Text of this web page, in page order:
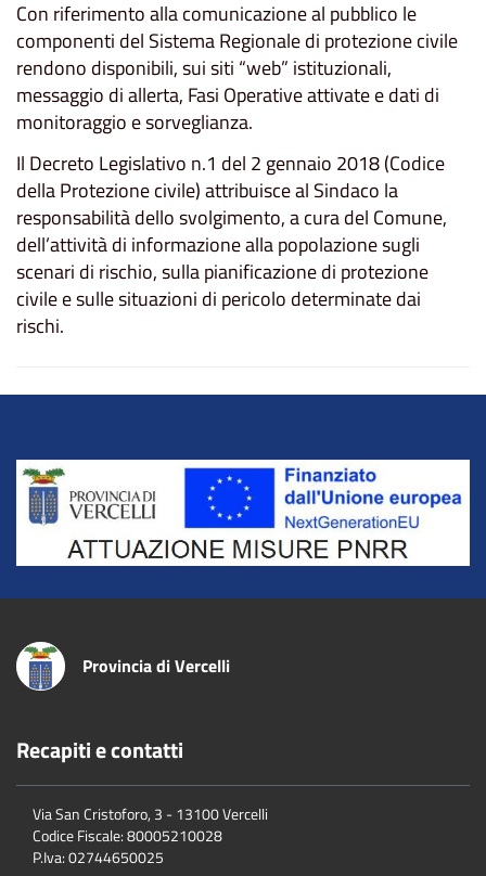
Con riferimento alla comunicazione al pubblico le
componenti del Sistema Regionale di protezione civile
rendono disponibili, sui siti “web” istituzionali,
messaggio di allerta, Fasi Operative attivate e dati di
monitoraggio e sorveglianza.
Il Decreto Legislativo n.1 del 2 gennaio 2018 (Codice
della Protezione civile) attribuisce al Sindaco la
responsabilità dello svolgimento, a cura del Comune,
dell’attività di informazione alla popolazione sugli
scenari di rischio, sulla pianificazione di protezione
civile e sulle situazioni di pericolo determinate dai
rischi.
Title
Provincia di Vercelli
Recapiti e contatti
Via San Cristoforo, 3 - 13100 Vercelli
Codice Fiscale:80005210028
P.Iva:02744650025